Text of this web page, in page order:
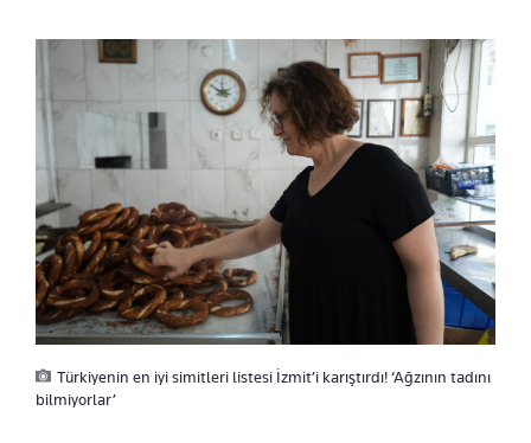
Türkiyenin en iyi simitleri listesi İzmit’i karıştırdı! ‘Ağzının tadını
bilmiyorlar’